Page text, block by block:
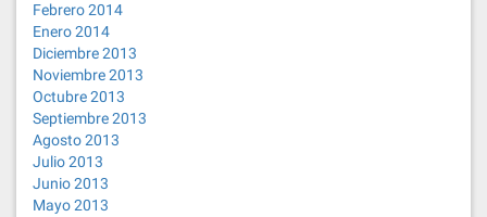
Febrero 2014
Enero 2014
Diciembre 2013
Noviembre 2013
Octubre 2013
Septiembre 2013
Agosto 2013
Julio 2013
Junio 2013
Mayo 2013